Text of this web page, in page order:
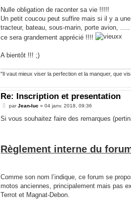
Nulle obligation de raconter sa vie !!!!!
Un petit coucou peut suffire mais si il y a
tracteur, bateau, sous-marin, porte avion,
ce sera grandement apprécié !!!!
A bientôt !!! ;)
"Il vaut mieux viser la perfection et la manquer, que
Re: Inscription et presentation
M
s
parJean-luc »04 janv. 2018, 09:36
Si vous souhaitez faire des remarques
Règlement interne du
Comme son nom l’indique, ce forum se
motos anciennes, principalement mais pas
Terrot et Magnat-Debon.